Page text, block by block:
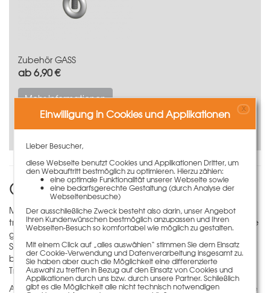
Zubehör GASS
ab 6,90 €
Mehr Informationen
GASS Alu-Traggerüst-System
Mit einer zulässigen Tragkraft von bis zu 140 kN ist GASS das
tragfähigste Aluminium-Traggerüst auf dem Markt. Durch die
große Tragfähigkeit müssen insgesamt weniger Stützen und
Systemteile eingesetzt werden. Dadurch ergibt sich eine
bedeutende Zeitersparnis beim Auf- und Abbau des
Traggerüsts.
Aufgrund der Kombinationsfähigkeit der einzelnen Elemente
Einwilligung in Cookies und Applikationen X
Lieber Besucher,
diese Webseite benutzt Cookies und Applikationen Dritter, um
den Webauftritt bestmöglich zu optimieren. Hierzu zählen:
eine optimale Funktionalität unserer Webseite sowie
eine bedarfsgerechte Gestaltung (durch Analyse der
Webseitenbesuche)
Der ausschließliche Zweck besteht also darin, unser Angebot
Ihren Kundenwünschen bestmöglich anzupassen und Ihren
Webseiten-Besuch so komfortabel wie möglich zu gestalten.
Mit einem Click auf „alles auswählen“ stimmen Sie dem Einsatz
der Cookie-Verwendung und Datenverarbeitung insgesamt zu.
Sie haben aber auch die Möglichkeit eine differenzierte
Auswahl zu treffen in Bezug auf den Einsatz von Cookies und
Applikationen durch uns bzw. durch unsere Partner. Schließlich
gibt es die Möglichkeit alle nicht technisch notwendigen